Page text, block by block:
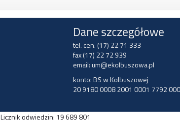
Dane szczegółowe
tel. cen. (17) 22 71 333
fax (17) 22 72 939
email:um@ekolbuszowa.pl
konto: BS w Kolbuszowej
20 9180 0008 2001 0001 7792
Licznik odwiedzin: 19 689 801